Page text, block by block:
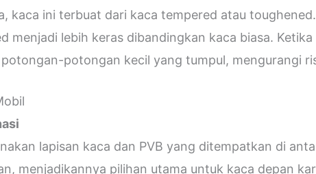
kaca ini terbuat dari kaca tempered atau
menjadi lebih keras dibandingkan kaca biasa. Ketika
potongan kecil yang tumpul, mengurangi
lapisan kaca dan PVB yang ditempatkan di
menjadikannya pilihan utama untuk kaca depan